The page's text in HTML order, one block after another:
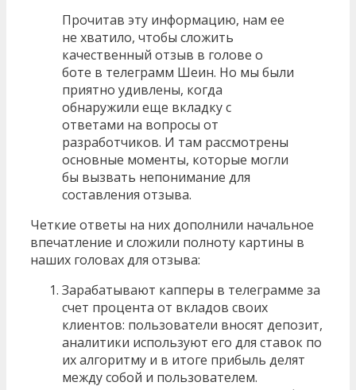
Прочитав эту информацию, нам ее
не хватило, чтобы сложить
качественный отзыв в голове о
боте в телеграмм Шеин. Но мы были
приятно удивлены, когда
обнаружили еще вкладку с
ответами на вопросы от
разработчиков. И там рассмотрены
основные моменты, которые могли
бы вызвать непонимание для
составления отзыва.
Четкие ответы на них дополнили начальное
впечатление и сложили полноту картины в
наших головах для отзыва:
Зарабатывают капперы в телеграмме за
счет процента от вкладов своих
клиентов: пользователи вносят депозит,
аналитики используют его для ставок по
их алгоритму и в итоге прибыль делят
между собой и пользователем.